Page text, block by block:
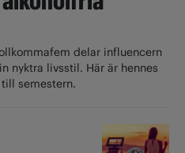
delar influencern
nyktra livsstil. Här är hennes
semestern.